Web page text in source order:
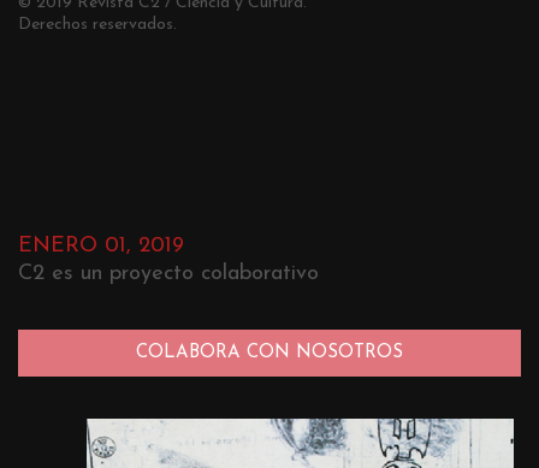
Derechos reservados.
ENERO 01, 2019
C2 es un proyecto colaborativo
COLABORA CON NOSOTROS